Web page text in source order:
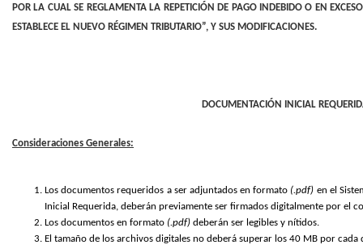
POR LA CUAL SE REGLAMENTA LA REPETICIÓN DE PAGO INDEBIDO O EN
ESTABLECE EL NUEVO RÉGIMEN TRIBUTARIO”, Y SUS MODIFICACIONES.
DOCUMENTACIÓN INICIAL
Consideraciones Generales:
Los documentos requeridos a ser adjuntados en formato (.pdf) en el
Inicial Requerida, deberán previamente ser firmados digitalmente por el
Los documentos en formato (.pdf) deberán ser legibles y nítidos.
El tamaño de los archivos digitales no deberá superar los 40 MB por cada